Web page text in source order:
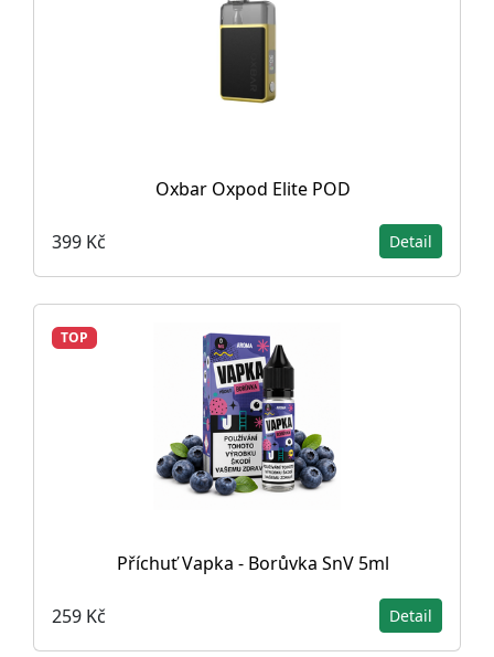
Oxbar Oxpod Elite POD
399 Kč Detail
TOP
Příchuť Vapka - Borůvka SnV 5ml
259 Kč Detail